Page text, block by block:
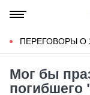
ПЕРЕГОВОРЫ О
Мог бы